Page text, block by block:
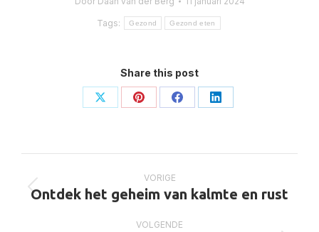
Tags: Gezond Gezond eten
Share this post
Deel
Deel
Deel
Deel
Bericht
navigatie
VORIGE
Vorig
bericht
Ontdek het geheim van kalmte en rust
VOLGENDE